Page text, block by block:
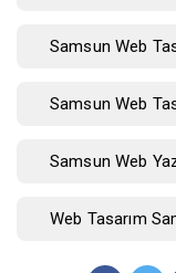
Samsun Web
Samsun Web
Samsun Web
Web Tasarım